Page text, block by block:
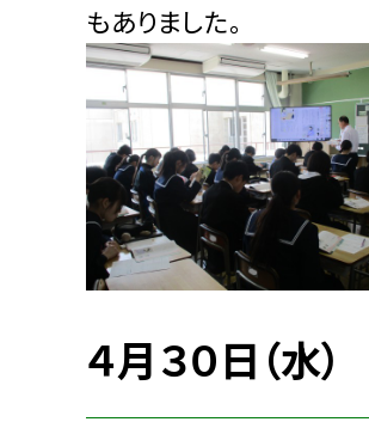
もありました。
４月３０日（水